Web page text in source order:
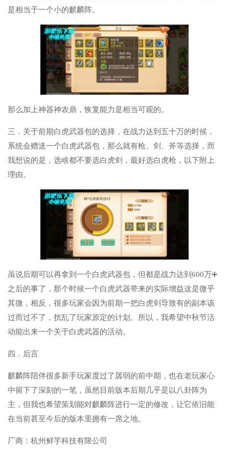
是相当于一个小的麒麟阵。
那么加上神器神农鼎，恢复能力是相当可观的。
三．关于前期白虎武器包的选择，在战力达到五十万的时候，
系统会赠送一个白虎武器包，那么就有枪、剑、斧等选择，而
我想说的是，选啥都不要选白虎剑，最好选白虎枪，以下附上
理由。
虽说后期可以再拿到一个白虎武器包，但都是战力达到600万➕
之后的事了，那个时候一个白虎武器带来的实际增益这是微乎
其微，相反，很多玩家会因为前期一把白虎剑导致有的副本该
过而过不了，扰乱了玩家原定的计划。所以，我希望中秋节活
动能出来一个关于白虎武器的活动。
四．后言
麒麟阵陪伴很多新手玩家度过了孱弱的前中期，也在老玩家心
中留下了深刻的一笔，虽然目前版本后期几乎是以八卦阵为
主，但我也希望策划能对麒麟阵进行一定的修改，让它依旧能
在当前甚至今后的版本里拥有一席之地。
厂商： 杭州鲜芋科技有限公司